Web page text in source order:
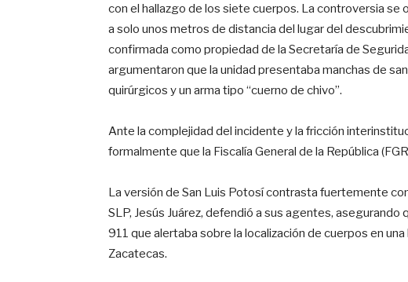
con el hallazgo de los siete cuerpos. La controversia
a solo unos metros de distancia del lugar del
confirmada como propiedad de la Secretaría de
argumentaron que la unidad presentaba manchas de
quirúrgicos y un arma tipo “cuerno de chivo”.
Ante la complejidad del incidente y la fricción
formalmente que la Fiscalía General de la República
La versión de San Luis Potosí contrasta fuertemente
SLP, Jesús Juárez, defendió a sus agentes,
911 que alertaba sobre la localización de cuerpos en
Zacatecas.